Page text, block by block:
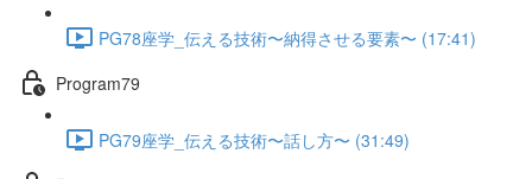
PG78座学_伝える技術〜納得させる要素〜 (17:41)
Program79
PG79座学_伝える技術〜話し方〜 (31:49)